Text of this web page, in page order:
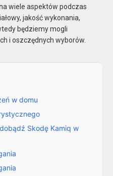
wiele aspektów podczas
jakość wykonania,
będziemy mogli
i oszczędnych wyborów.
w domu
Skodę Kamiq w